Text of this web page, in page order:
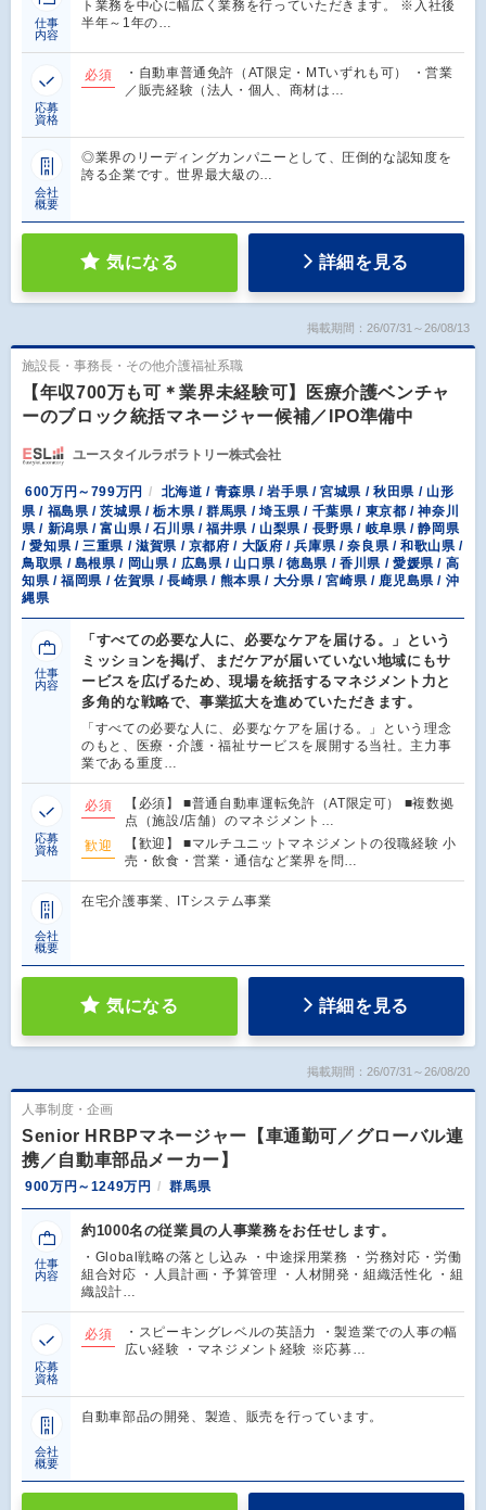
仕事
内容
ト業務を中心に幅広く業務を行っていただきます。 ※入社後
半年～1年の…
応募
資格
必須
・自動車普通免許（AT限定・MTいずれも可） ・営業
／販売経験（法人・個人、商材は…
会社
概要
◎業界のリーディングカンパニーとして、圧倒的な認知度を
誇る企業です。世界最大級の…
気になる 詳細を見る
掲載期間：26/07/31～26/08/13
施設長・事務長・その他介護福祉系職
【年収700万も可＊業界未経験可】医療介護ベンチャ
ーのブロック統括マネージャー候補／IPO準備中
ユースタイルラボラトリー株式会社
600万円～799万円
北海道 / 青森県 / 岩手県 / 宮城県 / 秋田県 / 山形
県 / 福島県 / 茨城県 / 栃木県 / 群馬県 / 埼玉県 / 千葉県 / 東京都 / 神奈川
県 / 新潟県 / 富山県 / 石川県 / 福井県 / 山梨県 / 長野県 / 岐阜県 / 静岡県
/ 愛知県 / 三重県 / 滋賀県 / 京都府 / 大阪府 / 兵庫県 / 奈良県 / 和歌山県 /
鳥取県 / 島根県 / 岡山県 / 広島県 / 山口県 / 徳島県 / 香川県 / 愛媛県 / 高
知県 / 福岡県 / 佐賀県 / 長崎県 / 熊本県 / 大分県 / 宮崎県 / 鹿児島県 / 沖
縄県
仕事
内容
「すべての必要な人に、必要なケアを届ける。」という
ミッションを掲げ、まだケアが届いていない地域にもサ
ービスを広げるため、現場を統括するマネジメント力と
多角的な戦略で、事業拡大を進めていただきます。
「すべての必要な人に、必要なケアを届ける。」という理念
のもと、医療・介護・福祉サービスを展開する当社。主力事
業である重度…
応募
資格
必須
【必須】 ■普通自動車運転免許（AT限定可） ■複数拠
点（施設/店舗）のマネジメント…
歓迎
【歓迎】 ■マルチユニットマネジメントの役職経験 小
売・飲食・営業・通信など業界を問…
会社
概要
在宅介護事業、ITシステム事業
気になる 詳細を見る
掲載期間：26/07/31～26/08/20
人事制度・企画
Senior HRBPマネージャー【車通勤可／グローバル連
携／自動車部品メーカー】
900万円～1249万円 群馬県
仕事
内容
約1000名の従業員の人事業務をお任せします。
・Global戦略の落とし込み ・中途採用業務 ・労務対応・労働
組合対応 ・人員計画・予算管理 ・人材開発・組織活性化 ・組
織設計…
応募
資格
必須
・スピーキングレベルの英語力 ・製造業での人事の幅
広い経験 ・マネジメント経験 ※応募…
会社
概要
自動車部品の開発、製造、販売を行っています。